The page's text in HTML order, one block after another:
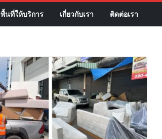
พื้นที่ให้บริการ เกี่ยวกับเรา ติดต่อเรา